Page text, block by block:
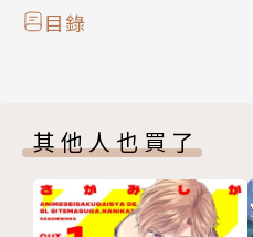
目錄
其他人也買了